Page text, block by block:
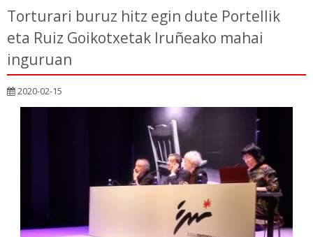
Torturari buruz hitz egin dute Portellik
eta Ruiz Goikotxetak Iruñeako mahai
inguruan
2020-02-15